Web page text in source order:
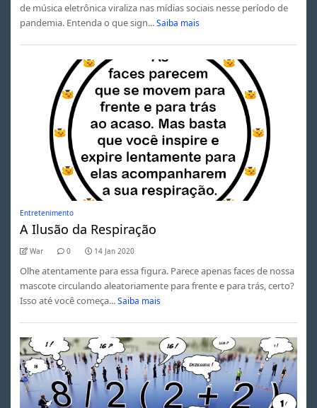
de música eletrônica viraliza nas mídias sociais nesse período de
pandemia. Entenda o que sign... Saiba mais
Entretenimento
A Ilusão da Respiração
War 0 14 Jan 2020
Olhe atentamente para essa figura. Parece apenas faces de nossa
mascote circulando aleatoriamente para frente e para trás, certo?
Isso até você começa... Saiba mais